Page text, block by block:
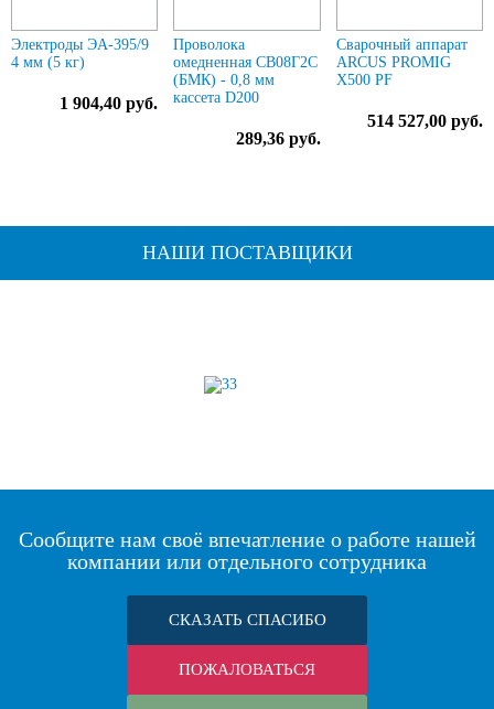
Электроды ЭА-395/9
4 мм (5 кг)
1 904,40 руб.
Проволока
омедненная СВ08Г2С
(БМК) - 0,8 мм
кассета D200
289,36 руб.
Сварочный аппарат
ARCUS PROMIG
X500 PF
514 527,00 руб.
НАШИ ПОСТАВЩИКИ
Сообщите нам своё впечатление о работе нашей
компании или отдельного сотрудника
СКАЗАТЬ СПАСИБО
ПОЖАЛОВАТЬСЯ